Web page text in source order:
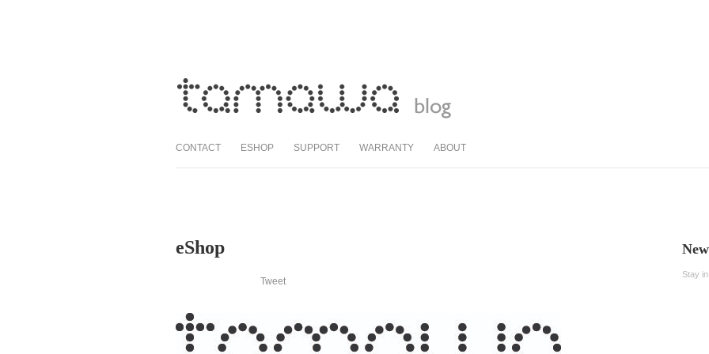
CONTACT ESHOP SUPPORT WARRANTY ABOUT
eShop
Tweet
Stay